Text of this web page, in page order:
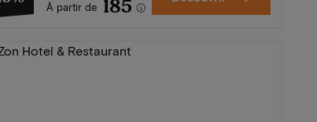
À partir de 185